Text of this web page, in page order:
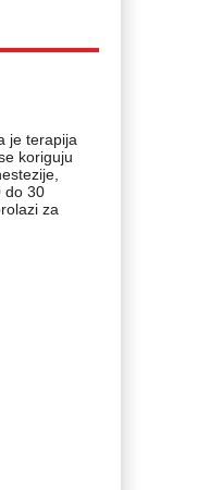
je terapija
koriguju
do 30
za